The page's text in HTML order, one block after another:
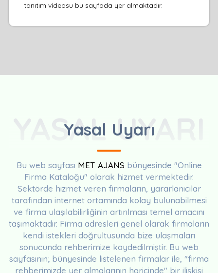
tanıtım videosu bu sayfada yer almaktadır.
Yasal Uyarı
YASAL UYARI
Bu web sayfası MET AJANS bünyesinde "Online
Firma Kataloğu" olarak hizmet vermektedir.
Sektörde hizmet veren firmaların, yararlanıcılar
tarafından internet ortamında kolay bulunabilmesi
ve firma ulaşılabilirliğinin artırılması temel amacını
taşımaktadır. Firma adresleri genel olarak firmaların
kendi istekleri doğrultusunda bize ulaşmaları
sonucunda rehberimize kaydedilmiştir. Bu web
sayfasının; bünyesinde listelenen firmalar ile, "firma
rehberimizde yer almalarının haricinde" bir ilişkisi